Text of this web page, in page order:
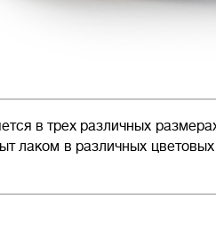
в трех различных
лаком в различных